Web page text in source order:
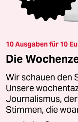
10 Ausgaben für 10
Die
Wir schauen den
Unsere
Journalismus,
Stimmen, die